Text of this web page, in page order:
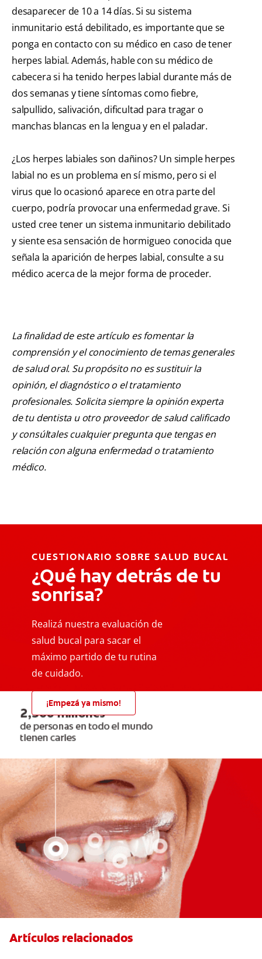
desaparecer de 10 a 14 días. Si su sistema
inmunitario está debilitado, es importante que se
ponga en contacto con su médico en caso de tener
herpes labial. Además, hable con su médico de
cabecera si ha tenido herpes labial durante más de
dos semanas y tiene síntomas como fiebre,
salpullido, salivación, dificultad para tragar o
manchas blancas en la lengua y en el paladar.
¿Los herpes labiales son dañinos? Un simple herpes
labial no es un problema en sí mismo, pero si el
virus que lo ocasionó aparece en otra parte del
cuerpo, podría provocar una enfermedad grave. Si
usted cree tener un sistema inmunitario debilitado
y siente esa sensación de hormigueo conocida que
señala la aparición de herpes labial, consulte a su
médico acerca de la mejor forma de proceder.
La finalidad de este artículo es fomentar la
comprensión y el conocimiento de temas generales
de salud oral. Su propósito no es sustituir la
opinión, el diagnóstico o el tratamiento
profesionales. Solicita siempre la opinión experta
de tu dentista u otro proveedor de salud calificado
y consúltales cualquier pregunta que tengas en
relación con alguna enfermedad o tratamiento
médico.
CUESTIONARIO SOBRE SALUD BUCAL
¿Qué hay detrás de tu
sonrisa?
Realizá nuestra evaluación de
salud bucal para sacar el
máximo partido de tu rutina
de cuidado.
¡Empezá ya mismo!
Artículos relacionados